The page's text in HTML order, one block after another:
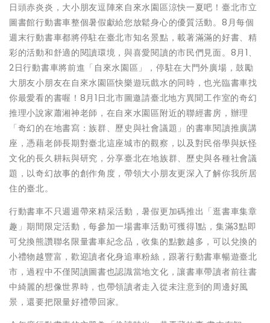
日頭赤炎炎，大小朋友逗陣來自來水園區涼快一夏吧！臺北市立
圖書館行動書車整個暑假獻給您放鬆身心的優質活動。8月每個
週末行動書車都將停駐在臺北市知名景點，載著滿滿的好書、精
彩的活動和舒適的閱讀環境，與喜愛閱讀的市民們見面。8月1、
2日行動書車將前進「自來水園區」，停駐在大門外廣場，鼓勵
大朋友小朋友在自來水園區快樂遊玩戲水的同時，也光臨書車找
你最愛看的書喔！8月1日北市圖邀請臺北地方異聞工作室的奇幻
推理小說家蕭湘神老師，在自來水園區附近的聯經書房，辦理
「奇幻的在地書寫：族群、歷史與社會議題」的書車閱讀推廣講
座，憑藉老師長期對臺北這座城市的觀察，以及對民俗學與妖怪
文化的長久耕耘與研究，分享臺北在地族群、歷史與各種社會議
題，以奇幻故事的創作角度，帶領大小朋友更深入了解你我所居
住的臺北。
行動書車不只週週帶來精采活動，暑假更加碼推出「逛書車集章
趣」期間限定活動，每參加一場書車活動可獲得1點，集滿3點即
可兌換熊讚聯名限量書車紀念品，收集的點數越多，可以兌換的
小禮物越豐富，歡迎讀者化身追車粉絲，跟著行動書車暢遊臺北
市，過程中不僅閱讀圖書也認識當地文化，讓書車帶讀者前往書
中綺麗的想像世界時，也帶領讀者走入從未注意到的周邊好風
景，還要把限量好禮帶回家。